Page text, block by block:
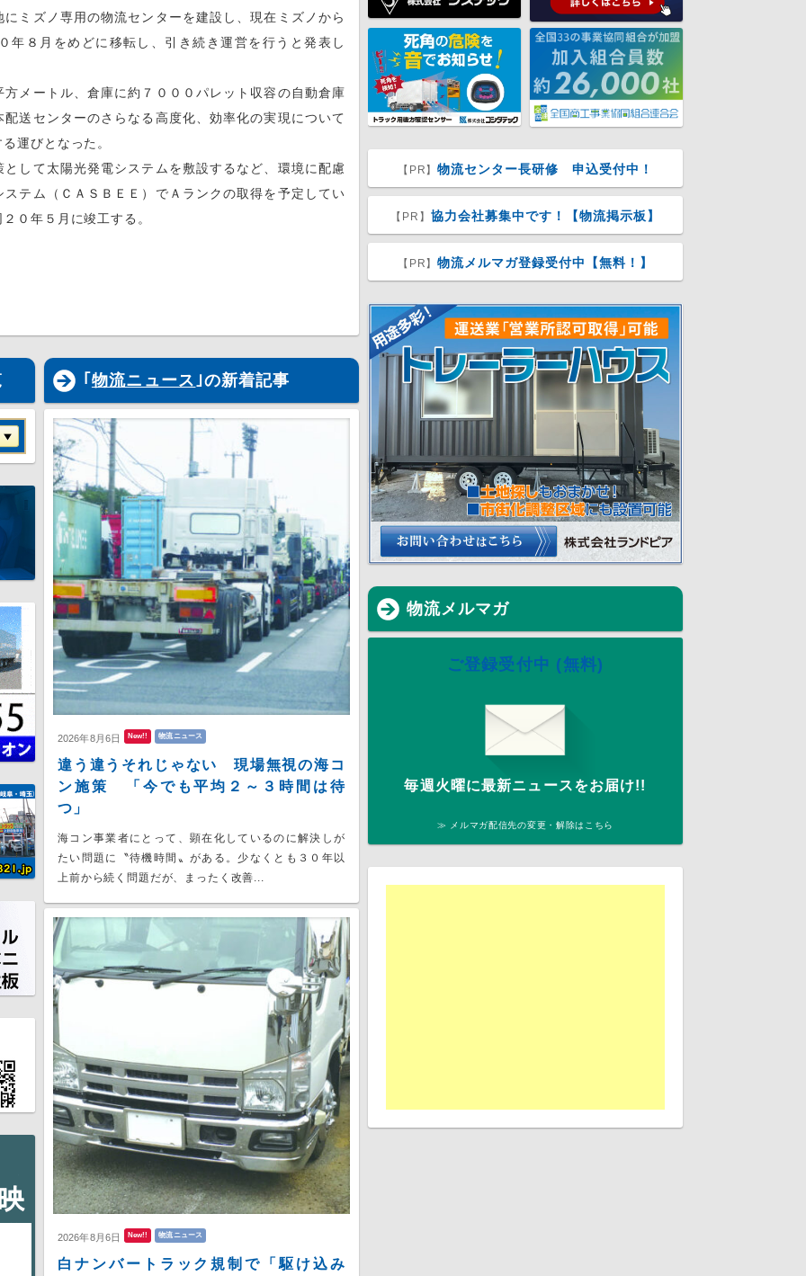
ミズノ専用の物流センターを建設し、現在ミズノから
年８月をめどに移転し、引き続き運営を行うと発表し
メートル、倉庫に約７０００パレット収容の自動倉庫
送センターのさらなる高度化、効率化の実現について
運びとなった。
して太陽光発電システムを敷設するなど、環境に配慮
テム（ＣＡＳＢＥＥ）でＡランクの取得を予定してい
０年５月に竣工する。
【PR】物流センター長研修 申込受付中！
【PR】 協力会社募集中です！【物流掲示板】
【PR】物流メルマガ登録受付中【無料！】
｢ 物流ニュース ｣の新着記事
2026年8月6日 New!! 物流ニュース
違う違うそれじゃない 現場無視の海コ
ン施策 「今でも平均２～３時間は待
つ」
海コン事業者にとって、顕在化しているのに解決しが
たい問題に〝待機時間〟がある。少なくとも３０年以
上前から続く問題だが、まったく改善...
2026年8月6日 New!! 物流ニュース
白ナンバートラック規制で「駆け込み
物流メルマガ
ご登録受付中 (無料)
毎週火曜に最新ニュースをお届け!!
≫ メルマガ配信先の変更・解除はこちら